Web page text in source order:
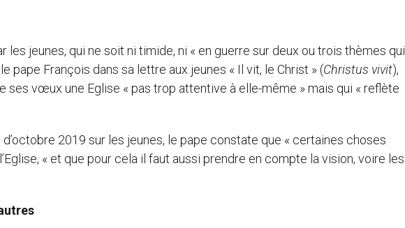
les jeunes, qui ne soit ni timide, ni « en guerre sur deux ou trois thèmes qui
pape François dans sa lettre aux jeunes « Il vit, le Christ » (Christus vivit),
ses vœux une Eglise « pas trop attentive à elle-même » mais qui « reflète
2019 sur les jeunes, le pape constate que « certaines choses
« et que pour cela il faut aussi prendre en compte la vision, voire les